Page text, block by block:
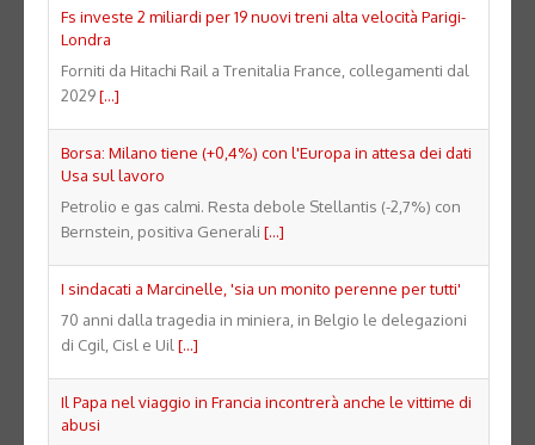
Fs investe 2 miliardi per 19 nuovi treni alta velocità Parigi-
Londra
Forniti da Hitachi Rail a Trenitalia France, collegamenti dal
2029[...]
Borsa: Milano tiene (+0,4%) con l'Europa in attesa dei dati
Usa sul lavoro
Petrolio e gas calmi. Resta debole Stellantis (-2,7%) con
Bernstein, positiva Generali [...]
I sindacati a Marcinelle, 'sia un monito perenne per tutti'
70 anni dalla tragedia in miniera, in Belgio le delegazioni
di Cgil, Cisl e Uil[...]
Il Papa nel viaggio in Francia incontrerà anche le vittime di
abusi